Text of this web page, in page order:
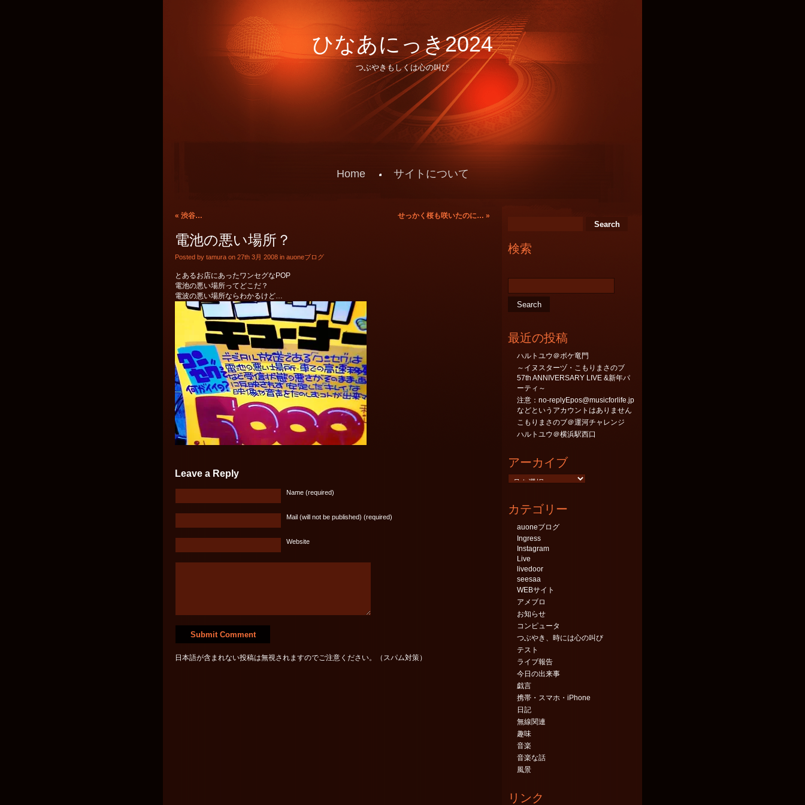
ひなあにっき2024
つぶやきもしくは心の叫び
Home サイトについて
« 渋谷… せっかく桜も咲いたのに… »
電池の悪い場所？
Posted by tamura on 27th 3月 2008 in auoneブログ
とあるお店にあったワンセグなPOP
電池の悪い場所ってどこだ？
電波の悪い場所ならわかるけど…
Leave a Reply
Name (required)
Mail (will not be published) (required)
Website
日本語が含まれない投稿は無視されますのでご注意ください。（スパム対策）
検索
最近の投稿
ハルトユウ＠ボケ竜門
～イヌスターヅ・こもりまさのブ
57th ANNIVERSARY LIVE &新年パ
ーティ～
注意：no-replyEpos@musicforlife.jp
などというアカウントはありません
こもりまさのブ＠運河チャレンジ
ハルトユウ＠横浜駅西口
アーカイブ
イ
カテゴリー
auoneブログ
Ingress
Instagram
Live
livedoor
seesaa
WEBサイト
アメブロ
お知らせ
コンピュータ
つぶやき、時には心の叫び
テスト
ライブ報告
今日の出来事
戯言
携帯・スマホ・iPhone
日記
無線関連
趣味
音楽
音楽な話
風景
リンク